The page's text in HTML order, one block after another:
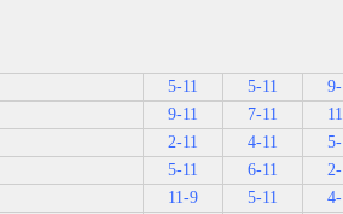
5-11 5-11 9-
9-11 7-11
2-11 4-11 5-
5-11 6-11
11-9 5-11 4-